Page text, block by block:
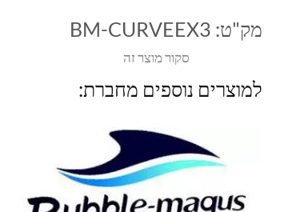
סקור מוצר זה
מק"ט: BM-CURVEEX3
למוצרים נוספים מחברת: